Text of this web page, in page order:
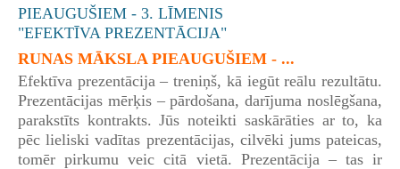
RUNAS MĀKSLA PIEAUGUŠIEM - ...
Efektīva prezentācija – treniņš, kā iegūt reālu rezultātu.
Prezentācijas mērķis – pārdošana, darījuma noslēgšana,
parakstīts kontrakts. Jūs noteikti saskārāties ar to, ka
pēc lieliski vadītas prezentācijas, cilvēki jums pateicas,
tomēr pirkumu veic citā vietā. Prezentācija – tas ir